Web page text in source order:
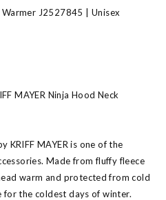
Warmer J2527845 | Unisex
MAYER Ninja Hood Neck
KRIFF MAYER is one of the
Made from fluffy fleece
warm and protected from cold
for the coldest days of winter.